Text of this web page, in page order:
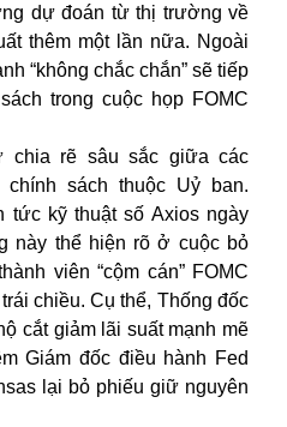
dự đoán từ thị trường về
thêm một lần nữa. Ngoài
“không chắc chắn” sẽ tiếp
trong cuộc họp FOMC
chia rẽ sâu sắc giữa các
sách thuộc Uỷ ban.
tức kỹ thuật số Axios ngày
này thể hiện rõ ở cuộc bỏ
viên “cộm cán” FOMC
chiều. Cụ thể, Thống đốc
cắt giảm lãi suất mạnh mẽ
Giám đốc điều hành Fed
lại bỏ phiếu giữ nguyên